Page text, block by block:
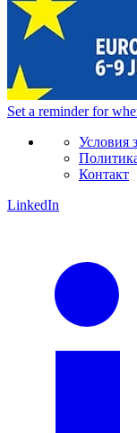
Set a reminderfor
Условия
Контакт
LinkedIn